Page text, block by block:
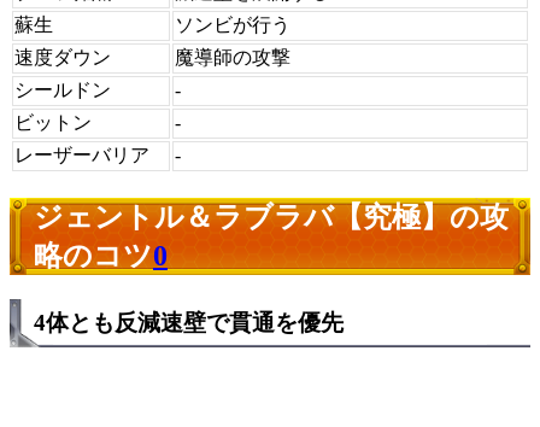
蘇生
ソンビが行う
速度ダウン
魔導師の攻撃
シールドン
-
ビットン
-
レーザーバリア
-
ジェントル＆ラブラバ【究極】の攻
略のコツ0
4体とも反減速壁で貫通を優先